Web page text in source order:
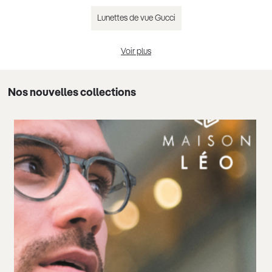
Lunettes de vue Gucci
Lunettes de vue Chloé
Lunettes de vue Guess
Lunettes de vue femme tendance 2025
Lunettes de vue homme tendance 2025
Lunettes de vue noir
Voir plus
Nos nouvelles collections